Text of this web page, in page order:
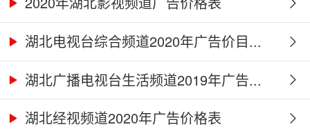
湖北电视台综合频道2020年广告价目...
湖北广播电视台生活频道2019年广告...
湖北经视频道2020年广告价格表